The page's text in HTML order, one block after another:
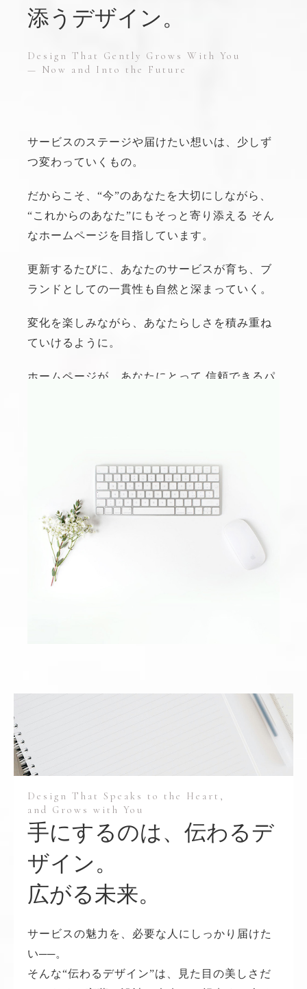
添うデザイン。
Design That Gently Grows With You
— Now and Into the Future
サービスのステージや届けたい想いは、 少しず
つ変わっていくもの。
だからこそ、“今”のあなたを大切にしながら、
“これからのあなた”にもそっと寄り添える そん
なホームページを目指しています。
更新するたびに、あなたのサービスが育ち、 ブ
ランドとしての一貫性も自然と深まっていく。
変化を楽しみながら、 あなたらしさを積み重ね
ていけるように。
ホームページが、あなたにとって 信頼できるパ
Design That Speaks to the Heart,
and Grows with You
手にするのは、伝わるデ
ザイン。
広がる未来。
サービスの魅力を、必要な人にしっかり届けた
い──。
そんな“伝わるデザイン”は、見た目の美しさだ